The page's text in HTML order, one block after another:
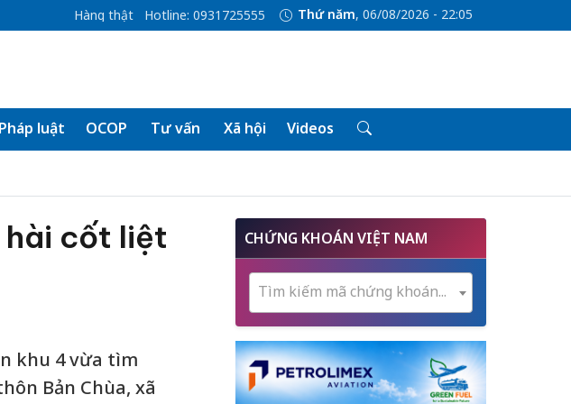
Hàng thật Hotline: 0931725555 Thứ năm, 06/08/2026 - 22:05
luật OCOP Tư vấn Xã hội Videos
hài cốt liệt
khu 4 vừa tìm
Bản Chùa, xã
CHỨNG KHOÁN VIỆT NAM
Tìm kiếm mã chứng khoán...